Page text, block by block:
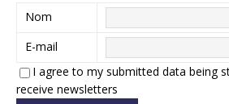
Nom
E-mail
I agree to my submitted data being
receive newsletters